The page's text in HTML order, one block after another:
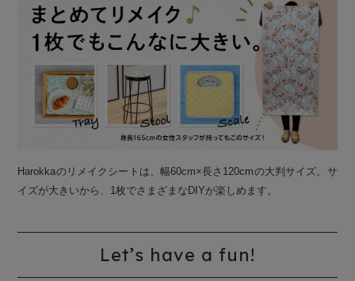
Harokkaのリメイクシートは、幅60cm×長さ120cmの大判サイズ。サ
イズが大きいから、1枚でさまざまなDIYが楽しめます。
Let’s have a fun!